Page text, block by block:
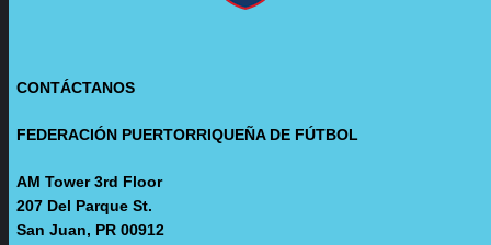
CONTÁCTANOS
FEDERACIÓN PUERTORRIQUEÑA DE FÚTBOL
AM Tower 3rd Floor
207 Del Parque St.
San Juan, PR 00912